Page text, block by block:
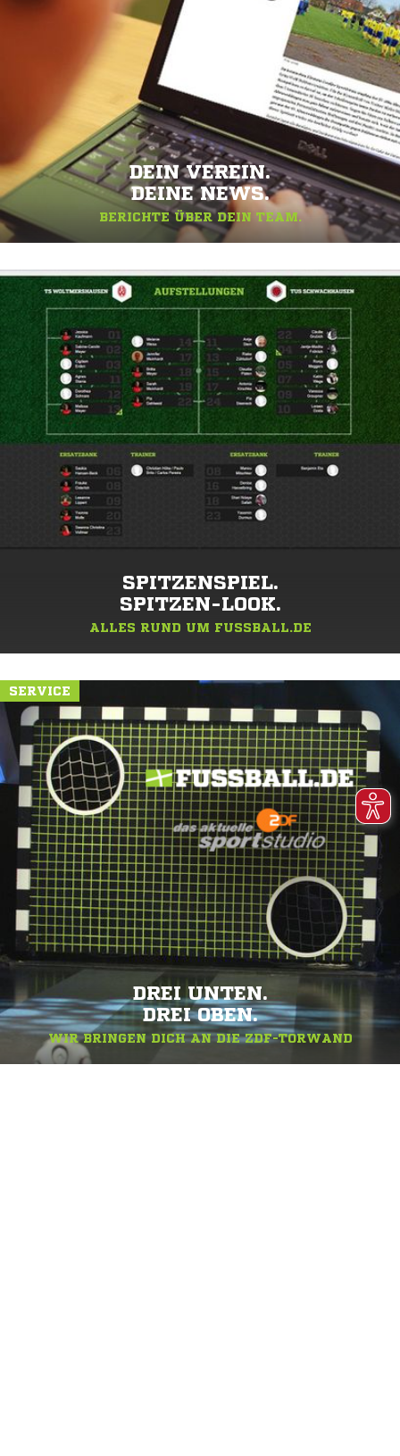
DEIN VEREIN.
DEINE NEWS.
BERICHTE ÜBER DEIN TEAM.
SPITZENSPIEL.
SPITZEN-LOOK.
ALLES RUND UM FUSSBALL.DE
SERVICE
DREI UNTEN.
DREI OBEN.
WIR BRINGEN DICH AN DIE ZDF-TORWAND